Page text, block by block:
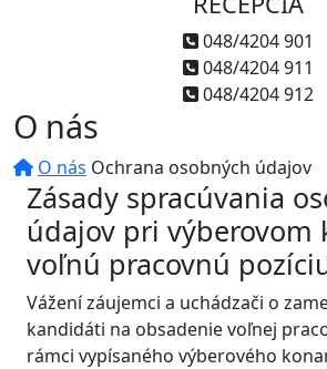
048/4204 901
048/4204 911
048/4204 912
O nás
O nás Ochrana osobných údajov
Zásady spracúvania
údajov pri výberovom
voľnú pracovnú
Vážení záujemci a uchádzači o
kandidáti na obsadenie voľnej
rámci vypísaného výberového